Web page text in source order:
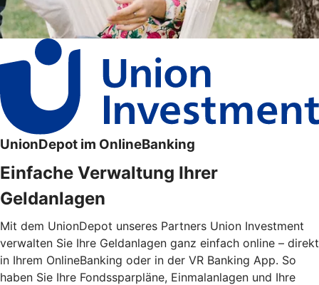
UnionDepot im OnlineBanking
Einfache Verwaltung Ihrer
Geldanlagen
Mit dem UnionDepot unseres Partners Union Investment
verwalten Sie Ihre Geldanlagen ganz einfach online – direkt
in Ihrem OnlineBanking oder in der VR Banking App. So
haben Sie Ihre Fondssparpläne, Einmalanlagen und Ihre